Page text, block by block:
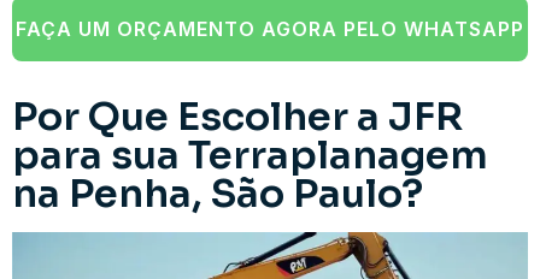
FAÇA UM ORÇAMENTO AGORA PELO WHATSAPP
Por Que Escolher a JFR
para sua Terraplanagem
na Penha, São Paulo?